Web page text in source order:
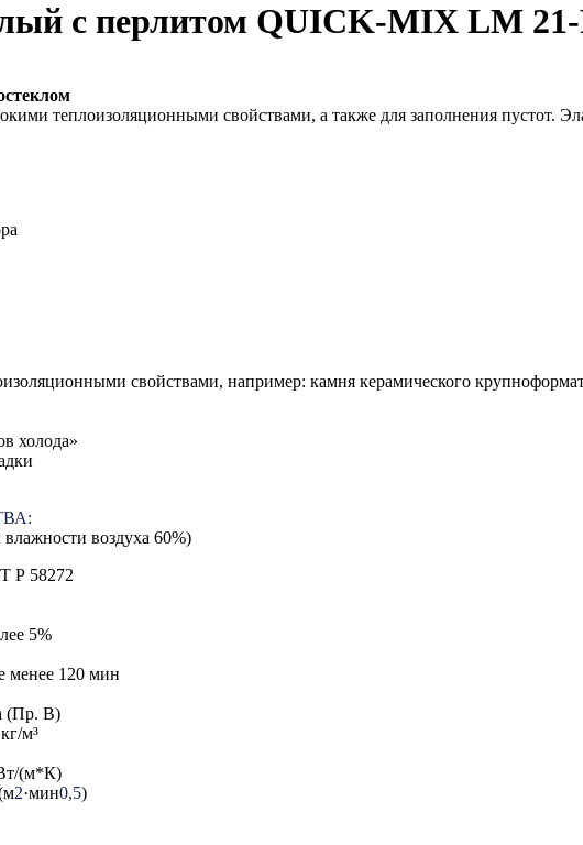
с перлитом QUICK-MIX LM
теплоизоляционными свойствами, а также для заполнения пустот.
свойствами, например: камня керамического
холода»
воздуха 60%)
Р 58272
5%
менее 120 мин
(Пр. В)
м³
(м*К)
2·мин0,5)